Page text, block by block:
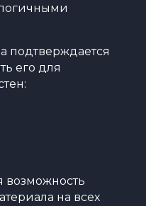
подтверждается
его для
возможность
на всех